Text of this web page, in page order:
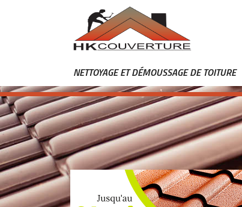
NETTOYAGE ET DÉMOUSSAGE DE TOITURE